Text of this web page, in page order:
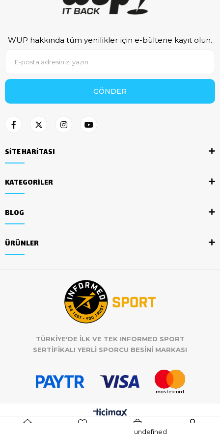
undefined
WUP hakkında tüm yenilikler için e-bültene kayıt olun.
GÖNDER
SİTE HARİTASI
KATEGORİLER
BLOG
ÜRÜNLER
TÜRKİYE'DE İLK VE TEK INFORMED SPORT
SERTİFİKALI YERLİ SPORCU BESİNİ MARKASI